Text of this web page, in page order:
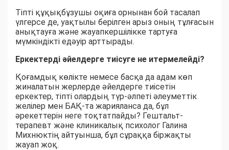
Тіпті құқықбұзушы оқиға орнынан бой тасалап
үлгерсе де, уақтылы берілген арыз оның тұлғасын
анықтауға және жауапкершілікке тартуға
мүмкіндікті едәуір арттырады.
Еркектерді әйелдерге тиісуге не итермелейді?
Қоғамдық көлікте немесе басқа да адам көп
жиналатын жерлерде әйелдерге тиісетін
еркектер, тіпті олардың түр-әлпеті әлеуметтік
желілер мен БАҚ-та жарияланса да, бұл
әрекеттерін неге тоқтатпайды? Гештальт-
терапевт және клиникалық психолог Галина
Михнюктің айтуынша, бұл сұраққа біржақты
жауап жоқ.